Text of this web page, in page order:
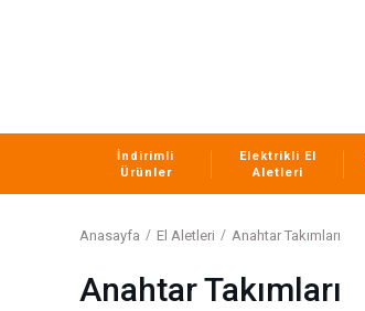
İndirimli
Ürünler
Elektrikli El
Aletleri
Anasayfa El Aletleri Anahtar Takımları
Anahtar Takımları